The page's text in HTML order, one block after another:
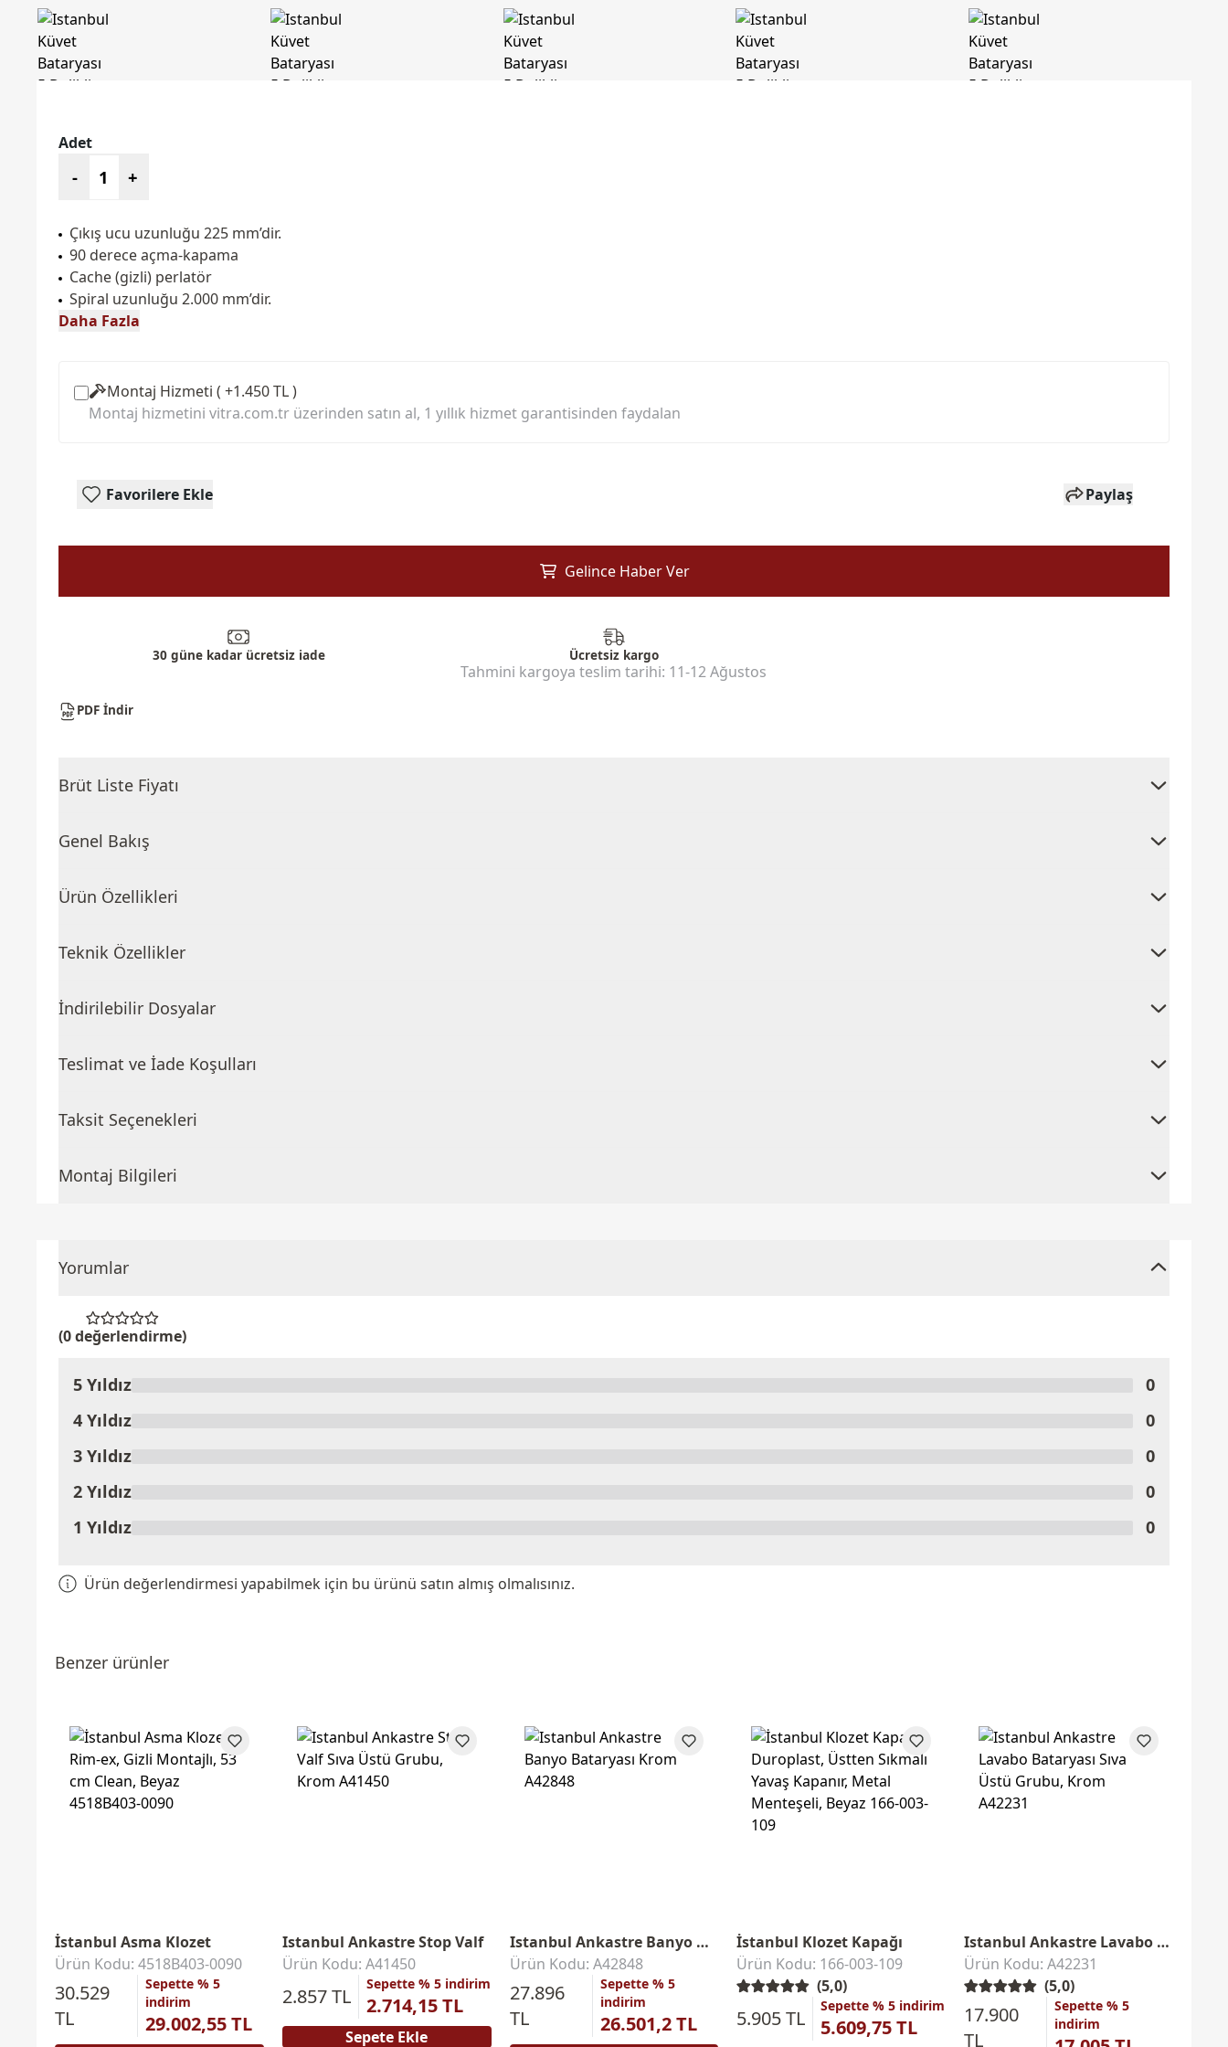
Adet
- +
Çıkış ucu uzunluğu 225 mm’dir.
90 derece açma-kapama
Cache (gizli) perlatör
Spiral uzunluğu 2.000 mm’dir.
Daha Fazla
Montaj Hizmeti ( +1.450 TL )
Montaj hizmetini vitra.com.tr üzerinden satın al, 1 yıllık hizmet garantisinden faydalan
Favorilere Ekle Paylaş
Gelince Haber Ver
30 güne kadar ücretsiz iade Ücretsiz kargo
Tahmini kargoya teslim tarihi: 11-12 Ağustos
PDF İndir
Brüt Liste Fiyatı
Genel Bakış
Ürün Özellikleri
Teknik Özellikler
İndirilebilir Dosyalar
Teslimat ve İade Koşulları
Taksit Seçenekleri
Montaj Bilgileri
Yorumlar
(0 değerlendirme)
Ürünü Değerlendir
5 Yıldız
0
4 Yıldız
0
3 Yıldız
0
2 Yıldız
0
1 Yıldız
0
Ürün değerlendirmesi yapabilmek için bu ürünü satın almış olmalısınız.
Benzer ürünler
İstanbul Asma Klozet
Ürün Kodu: 4518B403-0090
30.529
TL
Sepette % 5
indirim
29.002,55 TL
Istanbul Ankastre Stop Valf
Ürün Kodu: A41450
2.857 TL
Sepette % 5 indirim
2.714,15 TL
Sepete Ekle
Istanbul Ankastre Banyo Bataryası
Ürün Kodu: A42848
27.896
TL
Sepette % 5
indirim
26.501,2 TL
İstanbul Klozet Kapağı
Ürün Kodu: 166-003-109
(5,0)
5.905 TL
Sepette % 5 indirim
5.609,75 TL
Istanbul Ankastre Lavabo Bataryası
Ürün Kodu: A42231
(5,0)
17.900
TL
Sepette % 5
indirim